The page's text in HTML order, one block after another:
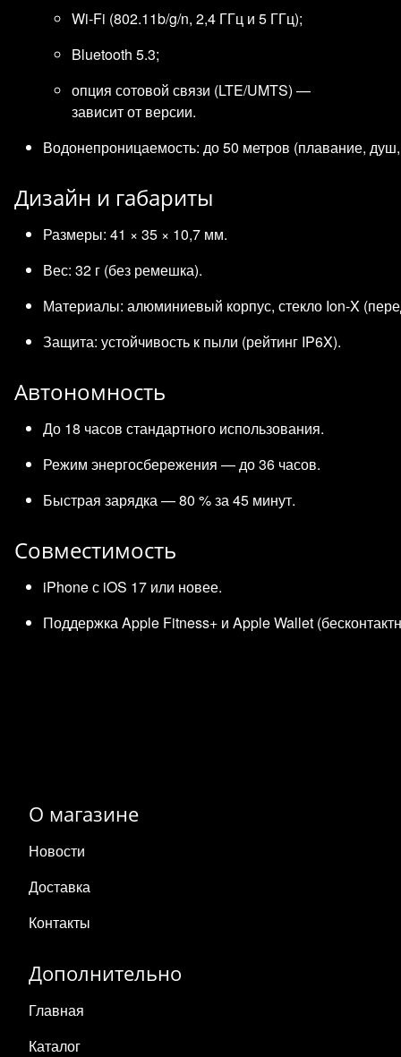
Wi‑Fi (802.11b/g/n, 2,4 ГГц и 5 ГГц);
Bluetooth 5.3;
опция сотовой связи (LTE/UMTS) —
зависит от версии.
Водонепроницаемость: до 50 метров (плавание,
Дизайн и габариты
Размеры: 41 × 35 × 10,7 мм.
Вес: 32 г (без ремешка).
Материалы: алюминиевый корпус, стекло Ion‑X
Защита: устойчивость к пыли (рейтинг IP6X).
Автономность
До 18 часов стандартного использования.
Режим энергосбережения — до 36 часов.
Быстрая зарядка — 80 % за 45 минут.
Совместимость
iPhone с iOS 17 или новее.
Поддержка Apple Fitness+ и Apple Wallet
О магазине
Новости
Доставка
Контакты
Дополнительно
Главная
Каталог